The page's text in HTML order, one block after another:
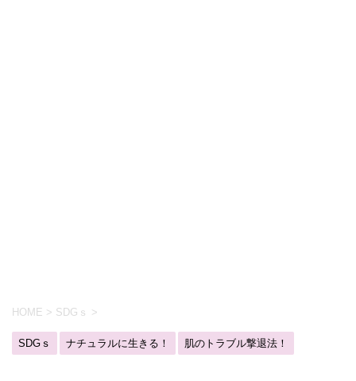
HOME > SDGｓ >
SDGｓ ナチュラルに生きる！ 肌のトラブル撃退法！